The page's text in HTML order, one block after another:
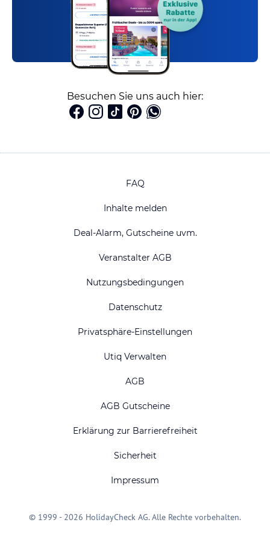
Besuchen Sie uns auch hier:
FAQ
Inhalte melden
Deal-Alarm, Gutscheine uvm.
Veranstalter AGB
Nutzungsbedingungen
Datenschutz
Privatsphäre-Einstellungen
Utiq Verwalten
AGB
AGB Gutscheine
Erklärung zur Barrierefreiheit
Sicherheit
Impressum
© 1999 - 2026 HolidayCheck AG. Alle Rechte vorbehalten.